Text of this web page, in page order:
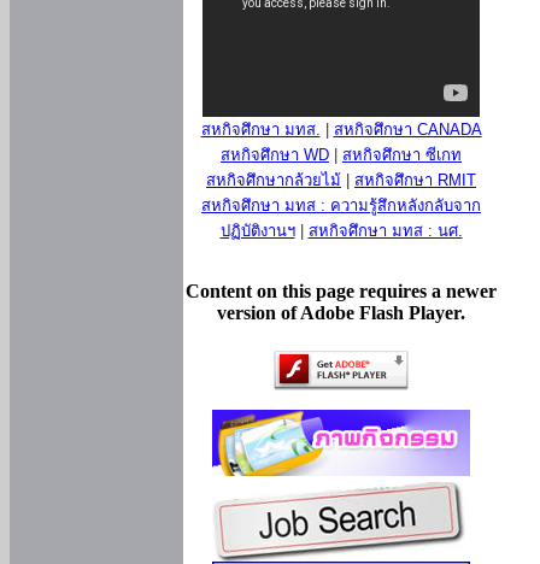
สหกิจศึกษา มทส.
สหกิจศึกษา CANADA
สหกิจศึกษา WD
สหกิจศึกษา ซีเกท
สหกิจศึกษากล้วยไม้
สหกิจศึกษา RMIT
สหกิจศึกษา มทส : ความรู้สึกหลังกลับจาก
ปฏิบัติงานฯ| สหกิจศึกษา มทส : นศ.
Content on this page requires a newer
version of Adobe Flash Player.